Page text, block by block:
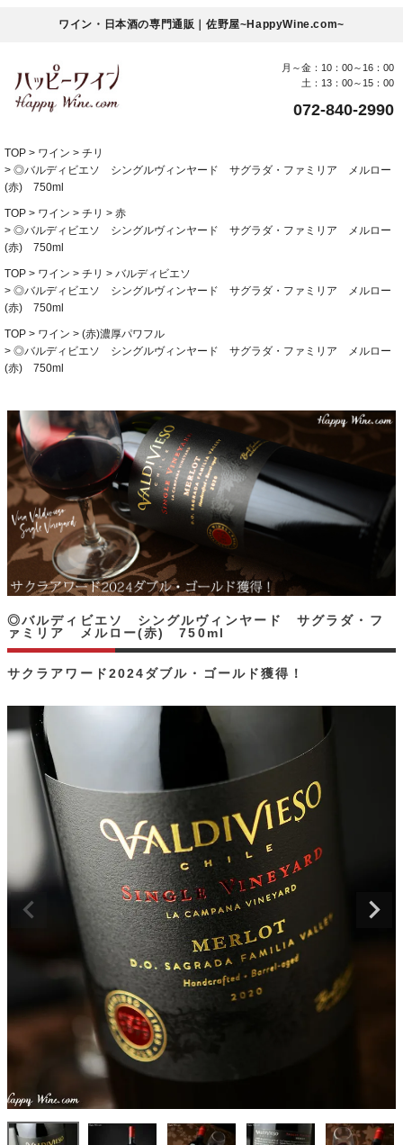
ワイン・日本酒の専門通販｜佐野屋~HappyWine.com~
月～金：10：00～16：00
土：13：00～15：00
072-840-2990
TOP ワイン
チリ
◎バルディビエソ シングルヴィンヤード サグラダ・ファミリア メルロー
(赤) 750ml
TOP ワイン チリ
赤
◎バルディビエソ シングルヴィンヤード サグラダ・ファミリア メルロー
(赤) 750ml
TOP ワイン チリ
バルディビエソ
◎バルディビエソ シングルヴィンヤード サグラダ・ファミリア メルロー
(赤) 750ml
TOP ワイン
(赤)濃厚パワフル
◎バルディビエソ シングルヴィンヤード サグラダ・ファミリア メルロー
(赤) 750ml
サクラアワード2024ダブル・ゴールド獲得！
◎バルディビエソ シングルヴィンヤード サグラダ・フ
ァミリア メルロー(赤) 750ml